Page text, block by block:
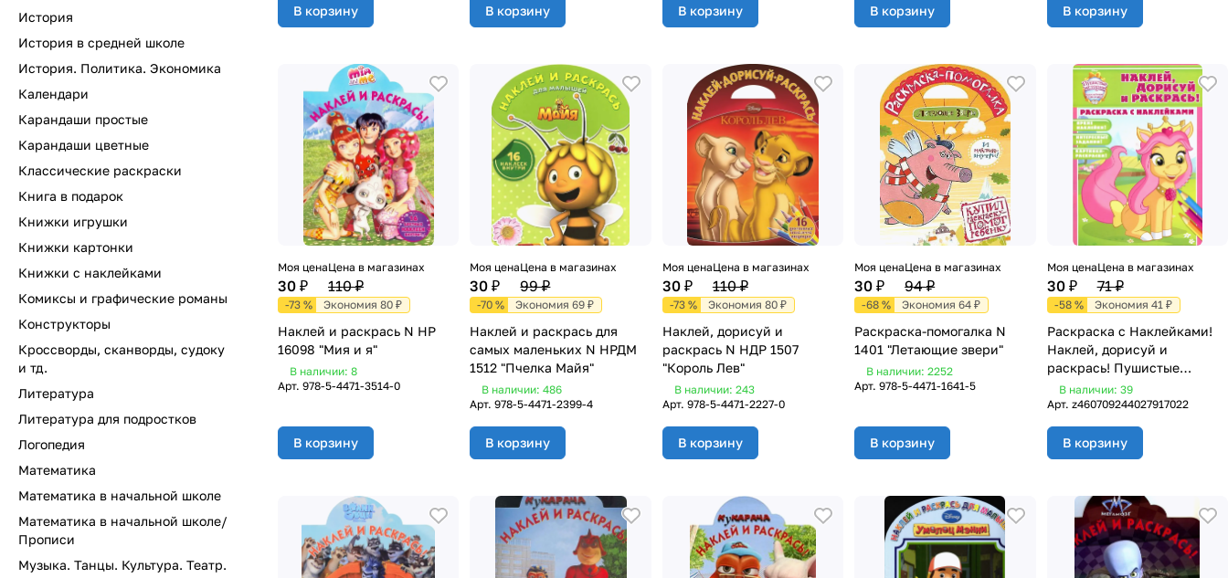
В корзину В корзину В корзину В корзину В корзину
Моя цена
30 ₽
Цена в магазинах
110 ₽
-73 % Экономия 80 ₽
Наклей и раскрась N НР
16098 "Мия и я"
В наличии: 8
Арт. 978-5-4471-3514-0
В корзину
Моя цена
30 ₽
Цена в магазинах
99 ₽
-70 % Экономия 69 ₽
Наклей и раскрась для
самых маленьких N НРДМ
1512 "Пчелка Майя"
В наличии: 486
Арт.978-5-4471-2399-4
В корзину
Моя цена
30 ₽
Цена в магазинах
110 ₽
-73 % Экономия 80 ₽
Наклей, дорисуй и
раскрась N НДР 1507
"Король Лев"
В наличии: 243
Арт. 978-5-4471-2227-0
В корзину
Моя цена
30 ₽
Цена в магазинах
94 ₽
-68 % Экономия 64 ₽
Раскраска-помогалка N
1401 "Летающие звери"
В наличии: 2252
Арт.978-5-4471-1641-5
В корзину
Моя цена
30 ₽
Цена в магазинах
71 ₽
-58 % Экономия 41 ₽
Раскраска с Наклейками!
Наклей, дорисуй и
раскрась! Пушистые
истории. Королевские
питомцы.
В наличии: 39
Арт. z460709244027917022
В корзину
История
История в средней школе
История. Политика. Экономика
Календари
Карандаши простые
Карандаши цветные
Классические раскраски
Книга в подарок
Книжки игрушки
Книжки картонки
Книжки с наклейками
Комиксы и графические романы
Конструкторы
Кроссворды, сканворды, судоку
и тд.
Литература
Литература для подростков
Логопедия
Математика
Математика в начальной школе
Математика в начальной школе/
Прописи
Музыка. Танцы. Культура. Театр.